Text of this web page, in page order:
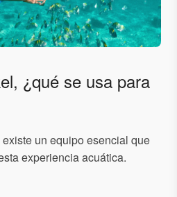
¿qué se usa para
un equipo esencial que
experiencia acuática.